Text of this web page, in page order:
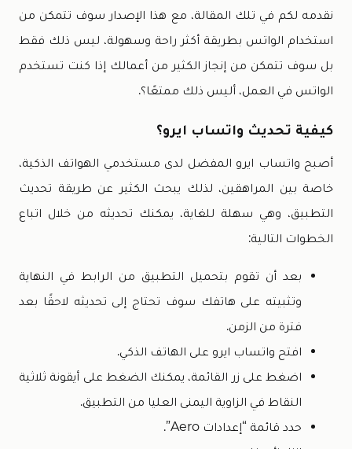
نقدمه لكم في تلك المقالة، مع هذا الإصدار سوف تتمكن من
استخدام الواتس بطريقة أكثر راحة وسهولة، ليس ذلك فقط
بل سوف تتمكن من إنجاز الكثير من أعمالك إذا كنت تستخدم
الواتس في العمل، أليس ذلك ممتعًا؟.
كيفية تحديث واتساب ايرو؟
أصبح واتساب ايرو المفضل لدى مستخدمي الهواتف الذكية،
خاصة بين المراهقين، لذلك يبحث الكثير عن طريقة تحديث
التطبيق، وهي سهلة للغاية، يمكنك تحديثه من خلال اتباع
الخطوات التالية:
بعد أن تقوم بتحميل التطبيق من الرابط في النهاية
وتثبيته على هاتفك سوف تحتاج إلى تحديثه لاحقًا بعد
فترة من الزمن.
افتح واتساب ايرو على الهاتف الذكي.
اضغط على زر القائمة، يمكنك الضغط على أيقونة ثلاثية
النقاط في الزاوية اليمنى العليا من التطبيق.
حدد قائمة “إعدادات Aero”.